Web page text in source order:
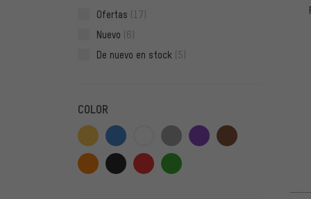
Ofertas (17)
Nuevo (6)
De nuevo en stock (5)
COLOR